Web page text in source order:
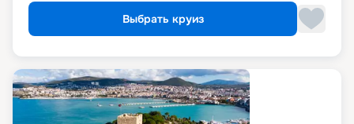
Выбрать круиз